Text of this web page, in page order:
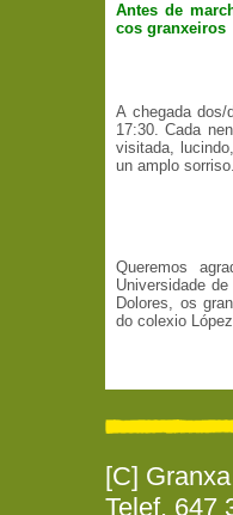
Antes de
cos granxeiros
A chegada
17:30. Cada
visitada,
un amplo sorriso.
Queremos
Universidade
Dolores, os
do colexio
[C]
Telef. 647